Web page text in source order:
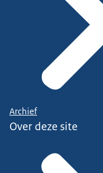
Archief
Over deze site